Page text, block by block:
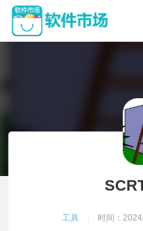
工具 时间：